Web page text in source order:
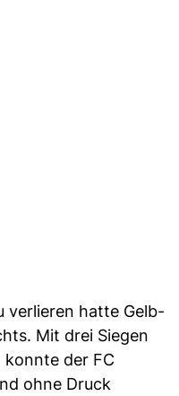
verlieren hatte Gelb-
Mit drei Siegen
konnte der FC
ohne Druck